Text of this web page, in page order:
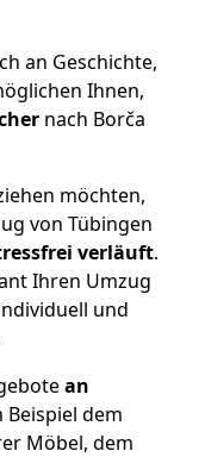
an Geschichte,
Ihnen,
nach Borča
möchten,
von Tübingen
verläuft.
Ihren Umzug
und
an
Beispiel dem
Möbel, dem